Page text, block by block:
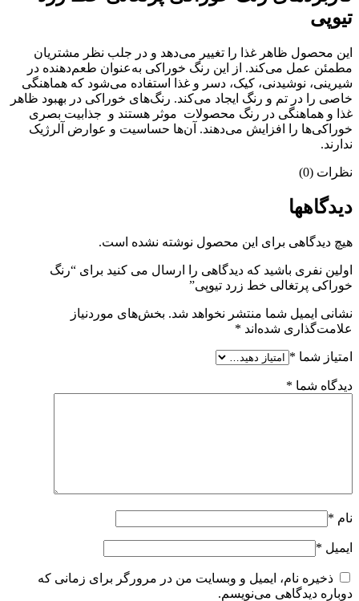
تیوپی
این محصول ظاهر غذا را تغییر می‌دهد و در جلب نظر مشتریان
مطمئن عمل می‌کند. از این رنگ خوراکی به‌عنوان طعم‌دهنده در
شیرینی، نوشیدنی، کیک، دسر و غذا استفاده می‌شود که هماهنگی
خاصی را در تم و رنگ ایجاد می‌کند. رنگ‌های خوراکی در بهبود ظاهر
غذا و هماهنگی در رنگ محصولات موثر هستند و جذابیت بصری
خوراکی‌ها را افزایش می‌دهند. آن‌ها حساسیت و عوارض آلرژیک
ندارند.
نظرات (0)
دیدگاهها
هیچ دیدگاهی برای این محصول نوشته نشده است.
اولین نفری باشید که دیدگاهی را ارسال می کنید برای “رنگ
خوراکی پرتغالی خط زرد تیوپی”
نشانی ایمیل شما منتشر نخواهد شد. بخش‌های موردنیاز
علامت‌گذاری شده‌اند *
امتیاز شما *
دیدگاه شما *
نام *
ایمیل *
ذخیره نام، ایمیل و وبسایت من در مرورگر برای زمانی که
دوباره دیدگاهی می‌نویسم.